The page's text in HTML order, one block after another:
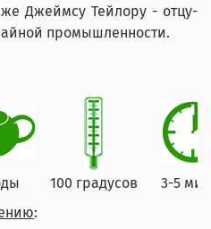
Джеймсу Тейлору - отцу-
промышленности.
:
100 градусов 3-5